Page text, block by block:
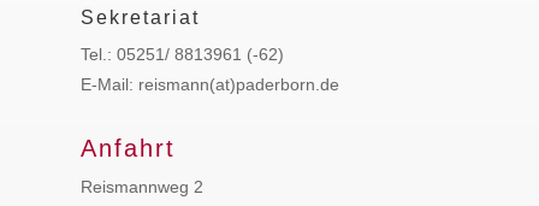
Sekretariat
Tel.: 05251/ 8813961 (-62)
E-Mail: reismann(at)paderborn.de
Anfahrt
Reismannweg 2